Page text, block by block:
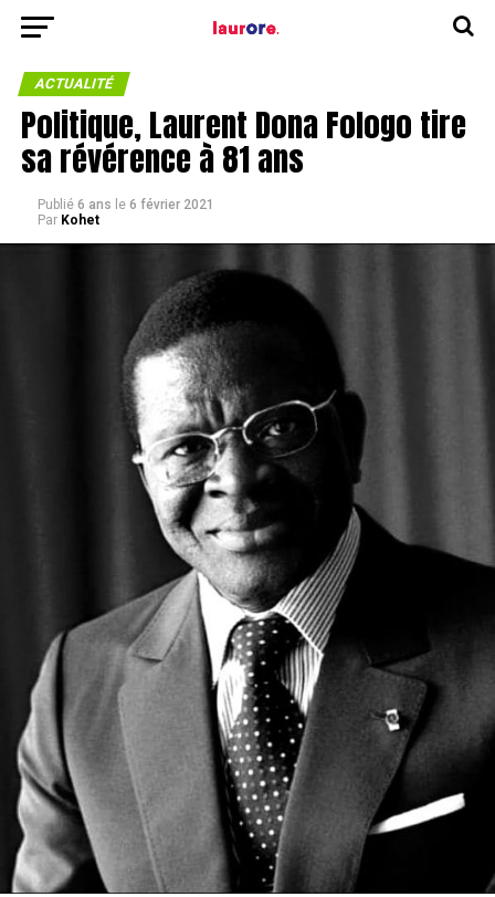
ACTUALITÉ
Politique, Laurent Dona Fologo tire
sa révérence à 81 ans
Publié 6 ans le 6 février 2021
Par Kohet